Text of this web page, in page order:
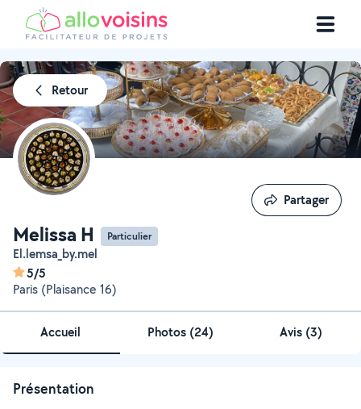
Retour
Melissa H Particulier
El.lemsa_by.mel
5/5
Paris (Plaisance 16)
Partager
Partager
Accueil Photos (24) Avis (3)
Présentation